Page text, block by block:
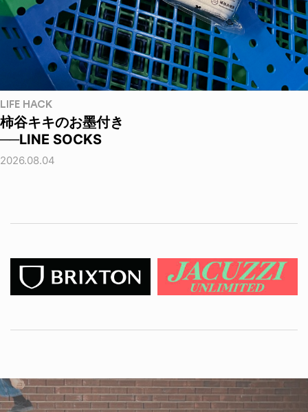
LIFE HACK
柿谷キキのお墨付き
──LINE SOCKS
2026.08.04